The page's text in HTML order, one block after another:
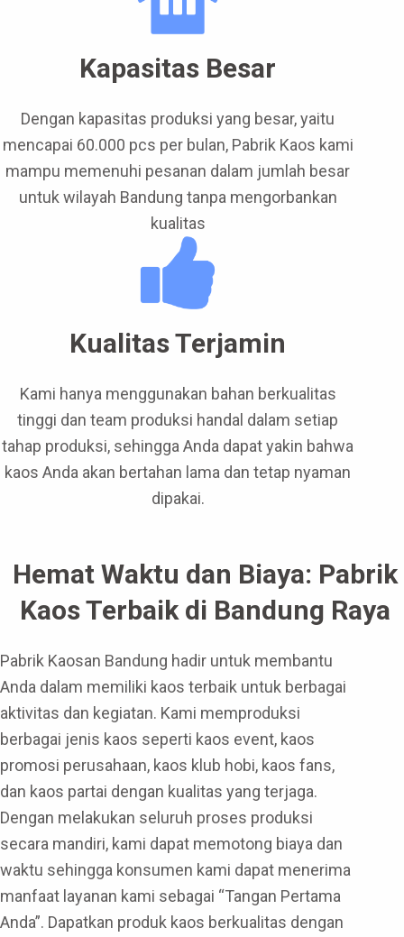
Kapasitas Besar
Dengan kapasitas produksi yang besar, yaitu
mencapai 60.000 pcs per bulan, Pabrik Kaos kami
mampu memenuhi pesanan dalam jumlah besar
untuk wilayah Bandung tanpa mengorbankan
kualitas
Kualitas Terjamin
Kami hanya menggunakan bahan berkualitas
tinggi dan team produksi handal dalam setiap
tahap produksi, sehingga Anda dapat yakin bahwa
kaos Anda akan bertahan lama dan tetap nyaman
dipakai.
Hemat Waktu dan Biaya: Pabrik
Kaos Terbaik di Bandung Raya
Pabrik Kaosan Bandung hadir untuk membantu
Anda dalam memiliki kaos terbaik untuk berbagai
aktivitas dan kegiatan. Kami memproduksi
berbagai jenis kaos seperti kaos event, kaos
promosi perusahaan, kaos klub hobi, kaos fans,
dan kaos partai dengan kualitas yang terjaga.
Dengan melakukan seluruh proses produksi
secara mandiri, kami dapat memotong biaya dan
waktu sehingga konsumen kami dapat menerima
manfaat layanan kami sebagai “Tangan Pertama
Anda”. Dapatkan produk kaos berkualitas dengan